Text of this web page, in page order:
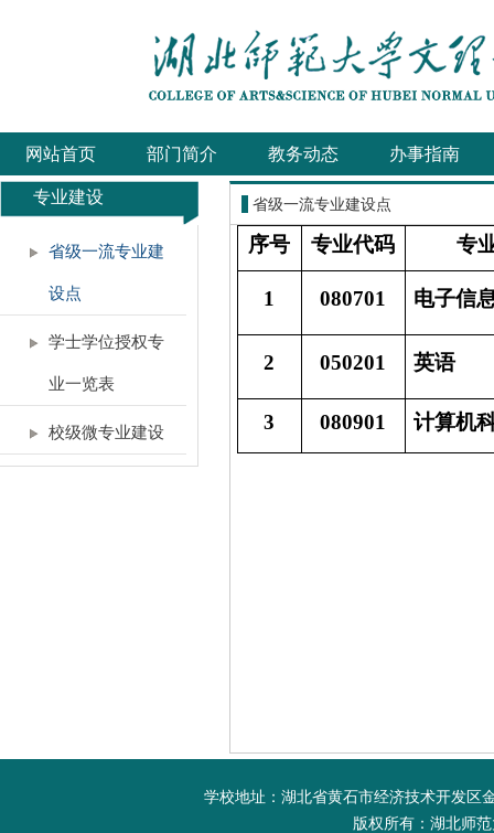
网站首页 部门简介 教务动态 办事指南
专业建设
省级一流专业建
设点
学士学位授权专
业一览表
校级微专业建设
省级一流专业建设点
序号 专业代码 专
1 080701 电子信
2 050201 英语
3 080901 计算机
学校地址：湖北省黄石市经济技术开发
版权所有：湖北师